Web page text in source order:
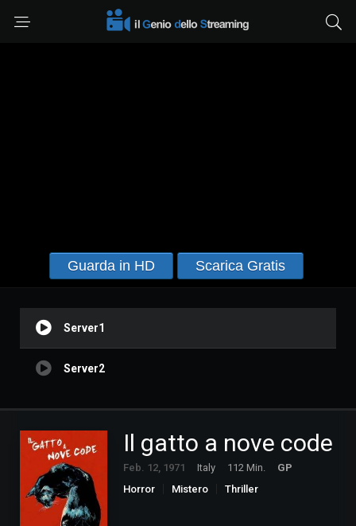
Guarda in HD Scarica Gratis
Server1
Server2
Il gatto a nove code
Feb. 12, 1971 Italy 112 Min.
GP
Horror
Mistero Thriller